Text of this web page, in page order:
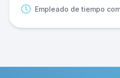
Empleado de tiempo